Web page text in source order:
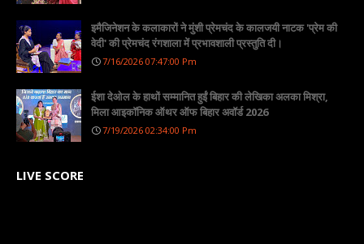
इमैजिनेशन के कलाकारों ने मुंशी प्रेमचंद के कालजयी नाटक 'प्रेम की
वेदी' की प्रेमचंद रंगशाला में प्रभावशाली प्रस्तुति दी।
7/16/2026 07:47:00 Pm
ईशा देओल के हाथों सम्मानित हुईं बिहार की लेखिका अलका मिश्रा,
मिला आइकॉनिक ऑथर ऑफ बिहार अवॉर्ड 2026
7/19/2026 02:34:00 Pm
LIVE SCORE